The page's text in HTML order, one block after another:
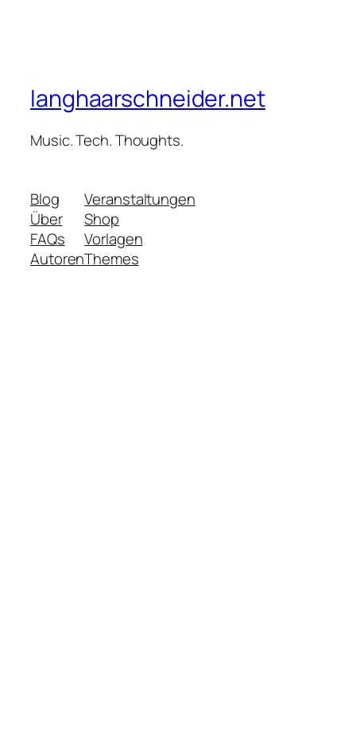
langhaarschneider.net
Music. Tech. Thoughts.
Blog
Über
FAQs
Autoren
Veranstaltungen
Shop
Vorlagen
Themes